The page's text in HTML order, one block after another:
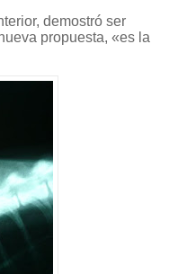
demostró ser
propuesta, «es la